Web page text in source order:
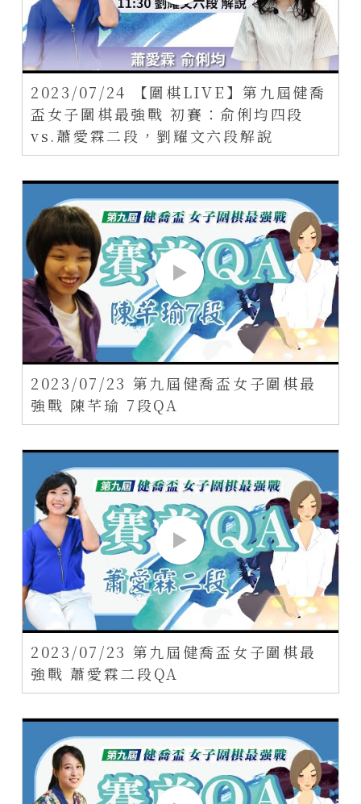
2023/07/24 【圍棋LIVE】第九屆健喬
盃女子圍棋最強戰 初賽：俞俐均四段
vs.蕭愛霖二段，劉耀文六段解說
2023/07/23 第九屆健喬盃女子圍棋最
強戰 陳芊瑜 7段QA
2023/07/23 第九屆健喬盃女子圍棋最
強戰 蕭愛霖二段QA